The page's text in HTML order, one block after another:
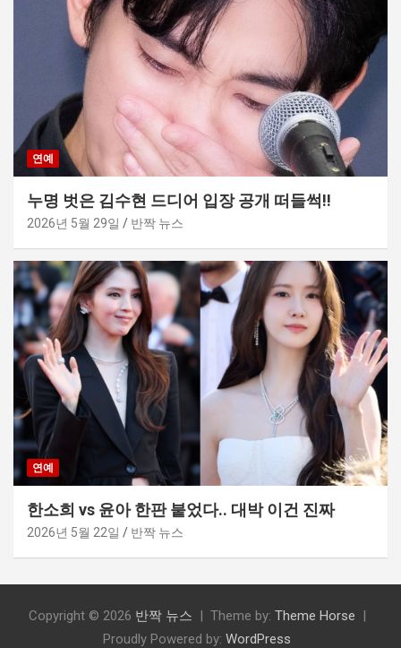
연예
누명 벗은 김수현 드디어 입장 공개 떠들썩!!
2026년 5월 29일 반짝 뉴스
연예
한소희 vs 윤아 한판 붙었다.. 대박 이건 진짜
2026년 5월 22일 반짝 뉴스
Copyright © 2026 반짝 뉴스 Theme by: Theme Horse
Proudly Powered by: WordPress